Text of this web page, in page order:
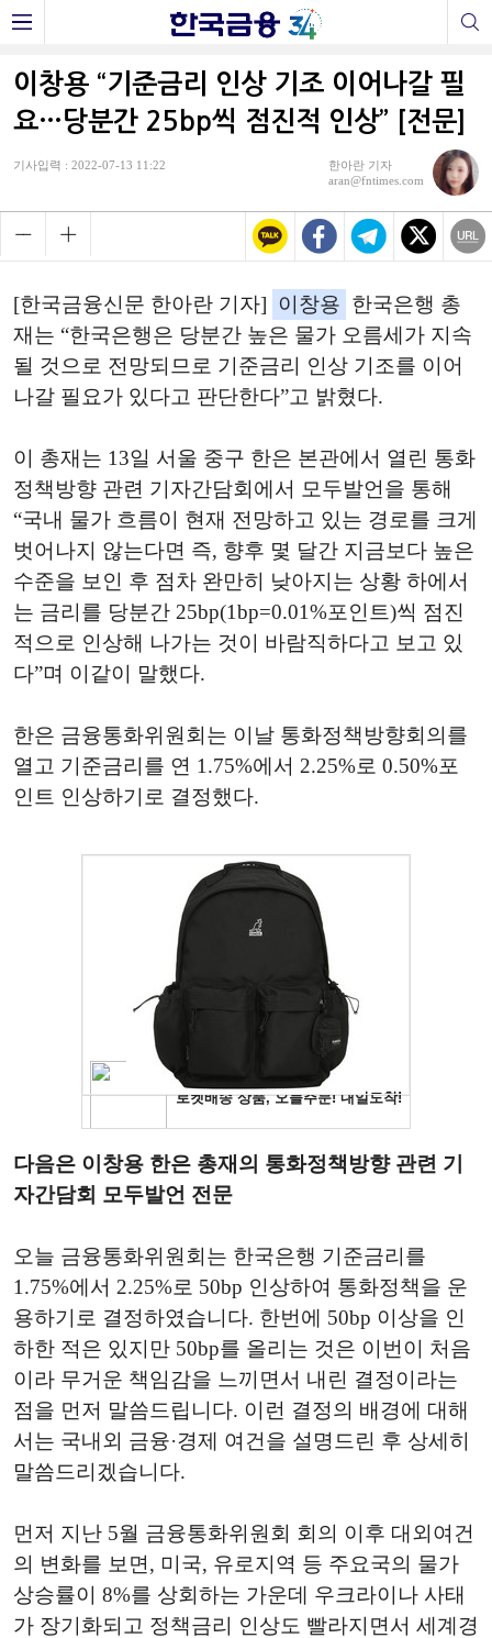
이창용 “기준금리 인상 기조 이어나갈 필
요…당분간 25bp씩 점진적 인상” [전문]
기사입력 : 2022-07-13 11:22
한아란 기자
aran@fntimes.com
[한국금융신문 한아란 기자] 이창용 한국은행 총
재는 “한국은행은 당분간 높은 물가 오름세가 지속
될 것으로 전망되므로 기준금리 인상 기조를 이어
나갈 필요가 있다고 판단한다”고 밝혔다.
이 총재는 13일 서울 중구 한은 본관에서 열린 통화
정책방향 관련 기자간담회에서 모두발언을 통해
“국내 물가 흐름이 현재 전망하고 있는 경로를 크게
벗어나지 않는다면 즉, 향후 몇 달간 지금보다 높은
수준을 보인 후 점차 완만히 낮아지는 상황 하에서
는 금리를 당분간 25bp(1bp=0.01%포인트)씩 점진
적으로 인상해 나가는 것이 바람직하다고 보고 있
다”며 이같이 말했다.
한은 금융통화위원회는 이날 통화정책방향회의를
열고 기준금리를 연 1.75%에서 2.25%로 0.50%포
인트 인상하기로 결정했다.
다음은 이창용 한은 총재의 통화정책방향 관련 기
자간담회 모두발언 전문
오늘 금융통화위원회는 한국은행 기준금리를
1.75%에서 2.25%로 50bp 인상하여 통화정책을 운
용하기로 결정하였습니다. 한번에 50bp 이상을 인
하한 적은 있지만 50bp를 올리는 것은 이번이 처음
이라 무거운 책임감을 느끼면서 내린 결정이라는
점을 먼저 말씀드립니다. 이런 결정의 배경에 대해
서는 국내외 금융·경제 여건을 설명드린 후 상세히
말씀드리겠습니다.
먼저 지난 5월 금융통화위원회 회의 이후 대외여건
의 변화를 보면, 미국, 유로지역 등 주요국의 물가
상승률이 8%를 상회하는 가운데 우크라이나 사태
가 장기화되고 정책금리 인상도 빨라지면서 세계경